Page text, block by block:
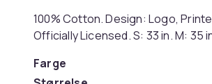
100% Cotton. Design: Logo,
Officially Licensed. S: 33 in. M: 35
Farge